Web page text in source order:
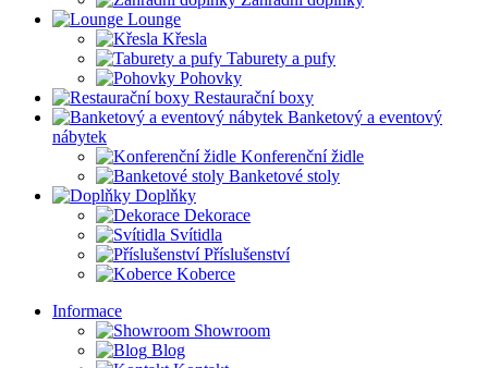
Lounge
Křesla
Taburety a pufy
Pohovky
Restaurační boxy
Banketový a eventový
nábytek
Konferenční židle
Banketové stoly
Doplňky
Dekorace
Svítidla
Příslušenství
Koberce
Informace
Showroom
Blog